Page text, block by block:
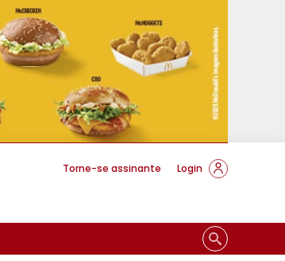
Torne-se assinante Login